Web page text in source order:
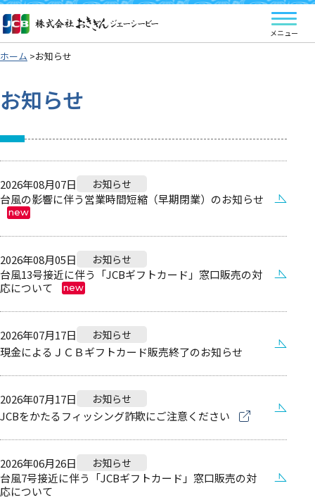
ホーム お知らせ
お知らせ
2026年08月07日 お知らせ
台風の影響に伴う営業時間短縮（早期閉業）のお知らせ
new
2026年08月05日 お知らせ
台風13号接近に伴う「JCBギフトカード」窓口販売の対
応について
new
2026年07月17日 お知らせ
現金によるＪＣＢギフトカード販売終了のお知らせ
2026年07月17日 お知らせ
JCBをかたるフィッシング詐欺にご注意ください
2026年06月26日 お知らせ
台風7号接近に伴う「JCBギフトカード」窓口販売の対
応について